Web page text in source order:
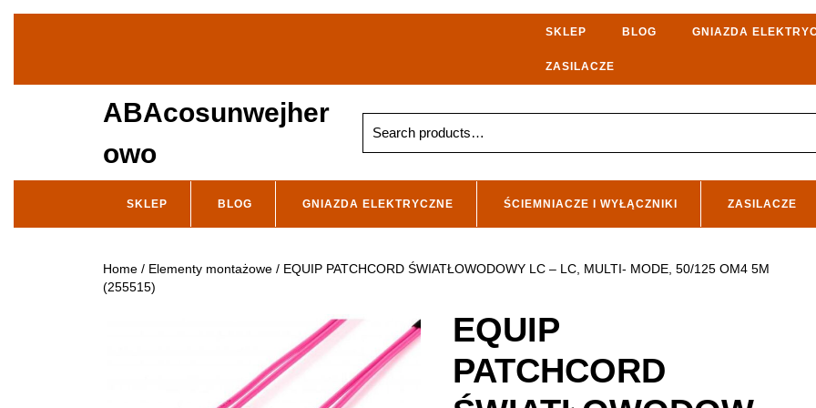
SKLEP BLOG GNIAZDA
ZASILACZE
ABAcosunwejher
owo
for:
SKLEP BLOG GNIAZDA ELEKTRYCZNE ŚCIEMNIACZE I WYŁĄCZNIKI ZASILACZE
Home / Elementy montażowe / EQUIP PATCHCORD ŚWIATŁOWODOWY LC – LC, MULTI- MODE, 50/125 OM4 5M
(255515)
EQUIP
PATCHCORD